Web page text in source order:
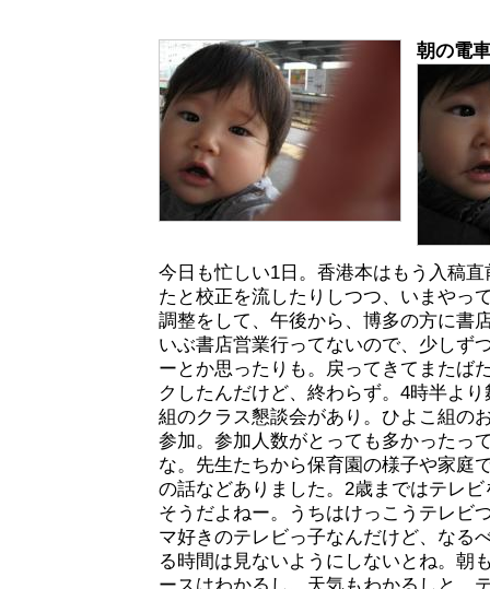
朝の電
今日も忙しい1日。香港本はもう入稿
たと校正を流したりしつつ、いまやっ
調整をして、午後から、博多の方に書
いぶ書店営業行ってないので、少しず
ーとか思ったりも。戻ってきてまたば
クしたんだけど、終わらず。4時半よ
組のクラス懇談会があり。ひよこ組の
参加。参加人数がとっても多かったっ
な。先生たちから保育園の様子や家庭
の話などありました。2歳まではテレ
そうだよねー。うちはけっこうテレビ
マ好きのテレビっ子なんだけど、なる
る時間は見ないようにしないとね。朝